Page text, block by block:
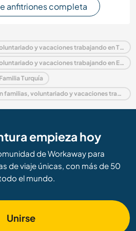
anfitriones completa
Alojamiento con familias, voluntariado y vacaciones trabajando en Turquía
Alojamiento con familias, voluntariado y vacaciones trabajando en Europa
Familia Turquía
Última hora Alojamiento con familias, voluntariado y vacaciones trabajando en Turquía
empieza hoy
de Workaway para
de viaje únicas, con más de 50
el mundo.
Unirse